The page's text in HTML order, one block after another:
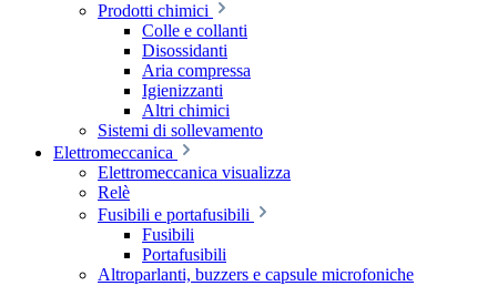
Prodotti chimici
Colle e collanti
Disossidanti
Aria compressa
Igienizzanti
Altri chimici
Sistemi di sollevamento
Elettromeccanica
Elettromeccanica visualizza
Relè
Fusibili e portafusibili
Fusibili
Portafusibili
Altroparlanti, buzzers e capsule microfoniche